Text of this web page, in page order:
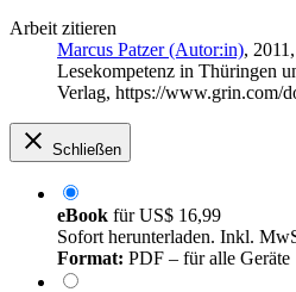
Arbeit zitieren
Marcus Patzer (Autor:in),
Lesekompetenz in Thüringen
Verlag, https://www.grin.com/
Schließen
eBook fürUS$ 16,99
Sofort herunterladen. Inkl.
Format: PDF – für alle Geräte